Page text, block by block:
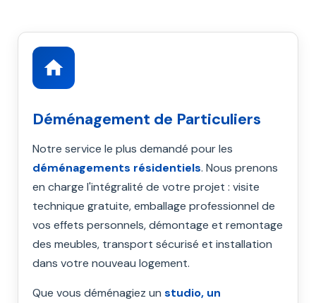
Déménagement de Particuliers
Notre service le plus demandé pour les
déménagements résidentiels. Nous prenons
en charge l'intégralité de votre projet : visite
technique gratuite, emballage professionnel de
vos effets personnels, démontage et remontage
des meubles, transport sécurisé et installation
dans votre nouveau logement.
Que vous déménagiez un studio, un